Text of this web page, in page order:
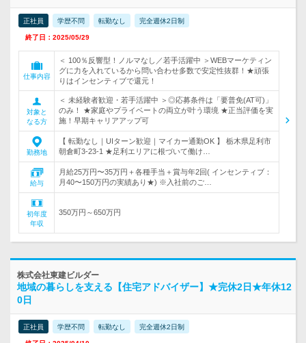
正社員 学歴不問 転勤なし 完全週休2日制
終了日：2025/05/29
仕事内容
＜ 100％反響型！ノルマなし／若手活躍中 ＞WEBマーケティン
グに力を入れているから問い合わせ多数で安定性抜群！★頑張
りはインセンティブで還元！
対象と
なる方
＜ 未経験者歓迎・若手活躍中 ＞◎応募条件は「要普免(AT可)」
のみ！ ★家庭やプライベートの両立が叶う環境 ★正当評価を実
施！早期キャリアアップ可
勤務地
【 転勤なし｜UIターン歓迎｜マイカー通勤OK 】 栃木県足利市
朝倉町3-23-1 ★足利エリアに根づいて働け…
給与
月給25万円〜35万円＋各種手当＋賞与年2回( インセンティブ：
月40〜150万円の実績あり★) ※入社前のご…
初年度
年収
350万円～650万円
株式会社東建ビルダー
地域の暮らしを支える【住宅アドバイザー】★完休2日★年休12
0日
正社員 学歴不問 転勤なし 完全週休2日制